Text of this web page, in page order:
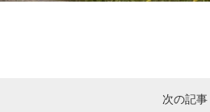
次の記事